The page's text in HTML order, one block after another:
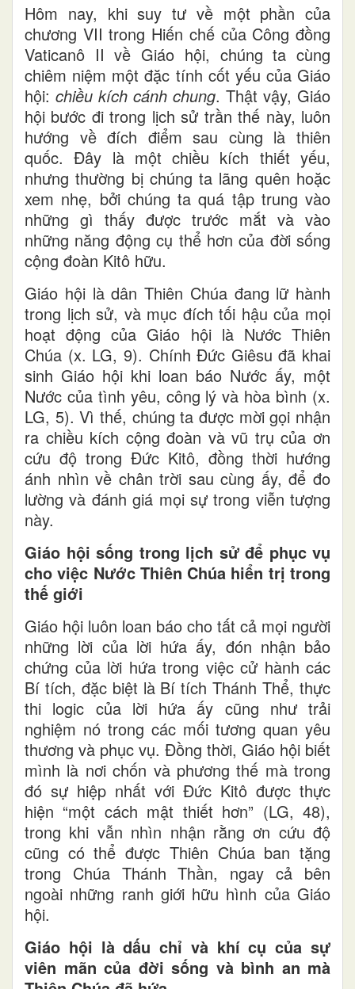
Hôm nay, khi suy tư về một phần của
chương VII trong Hiến chế của Công đồng
Vaticanô II về Giáo hội, chúng ta cùng
chiêm niệm một đặc tính cốt yếu của Giáo
hội: chiều kích cánh chung. Thật vậy, Giáo
hội bước đi trong lịch sử trần thế này, luôn
hướng về đích điểm sau cùng là thiên
quốc. Đây là một chiều kích thiết yếu,
nhưng thường bị chúng ta lãng quên hoặc
xem nhẹ, bởi chúng ta quá tập trung vào
những gì thấy được trước mắt và vào
những năng động cụ thể hơn của đời sống
cộng đoàn Kitô hữu.
Giáo hội là dân Thiên Chúa đang lữ hành
trong lịch sử, và mục đích tối hậu của mọi
hoạt động của Giáo hội là Nước Thiên
Chúa (x. LG, 9). Chính Đức Giêsu đã khai
sinh Giáo hội khi loan báo Nước ấy, một
Nước của tình yêu, công lý và hòa bình (x.
LG, 5). Vì thế, chúng ta được mời gọi nhận
ra chiều kích cộng đoàn và vũ trụ của ơn
cứu độ trong Đức Kitô, đồng thời hướng
ánh nhìn về chân trời sau cùng ấy, để đo
lường và đánh giá mọi sự trong viễn tượng
này.
Giáo hội sống trong lịch sử để phục vụ
cho việc Nước Thiên Chúa hiển trị trong
thế giới
Giáo hội luôn loan báo cho tất cả mọi người
những lời của lời hứa ấy, đón nhận bảo
chứng của lời hứa trong việc cử hành các
Bí tích, đặc biệt là Bí tích Thánh Thể, thực
thi logic của lời hứa ấy cũng như trải
nghiệm nó trong các mối tương quan yêu
thương và phục vụ. Đồng thời, Giáo hội biết
mình là nơi chốn và phương thế mà trong
đó sự hiệp nhất với Đức Kitô được thực
hiện “một cách mật thiết hơn” (LG, 48),
trong khi vẫn nhìn nhận rằng ơn cứu độ
cũng có thể được Thiên Chúa ban tặng
trong Chúa Thánh Thần, ngay cả bên
ngoài những ranh giới hữu hình của Giáo
hội.
Giáo hội là dấu chỉ và khí cụ của sự
viên mãn của đời sống và bình an mà